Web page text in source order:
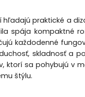
praktické a
spája kompaktné
každodenné
skladnosť a
ktorí sa pohybujú v
štýlu.